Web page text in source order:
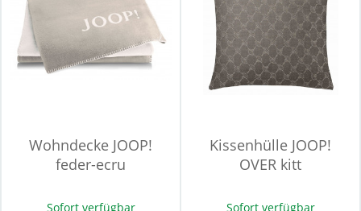
Wohndecke JOOP!
feder-ecru
Sofort verfügbar
Kissenhülle JOOP!
OVER kitt
Sofort verfügbar